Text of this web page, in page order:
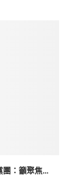
：籲聚焦...